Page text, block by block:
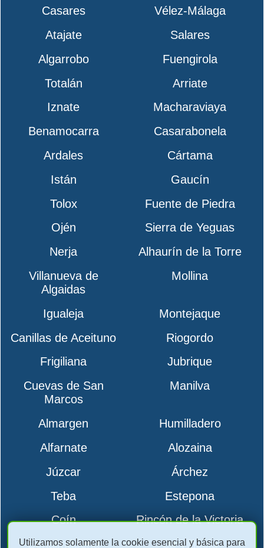
Casares
Vélez-Málaga
Atajate
Salares
Algarrobo
Fuengirola
Totalán
Arriate
Iznate
Macharaviaya
Benamocarra
Casarabonela
Ardales
Cártama
Istán
Gaucín
Tolox
Fuente de Piedra
Ojén
Sierra de Yeguas
Nerja
Alhaurín de la Torre
Villanueva de
Algaidas
Mollina
Igualeja
Montejaque
Canillas de Aceituno
Riogordo
Frigiliana
Jubrique
Cuevas de San
Marcos
Manilva
Almargen
Humilladero
Alfarnate
Alozaina
Júzcar
Árchez
Teba
Estepona
Coín
Rincón de la Victoria
Benalmádena
La Viñuela
Utilizamos solamente la cookie esencial y básica para